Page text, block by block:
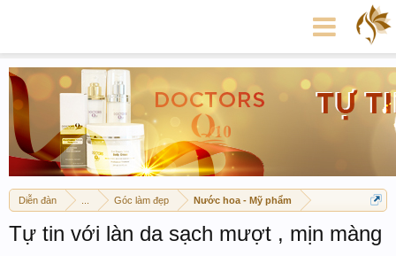
Diễn đàn Góc làm đẹp Nước hoa - Mỹ phẩm
Tự tin với làn da sạch mượt , mịn màng